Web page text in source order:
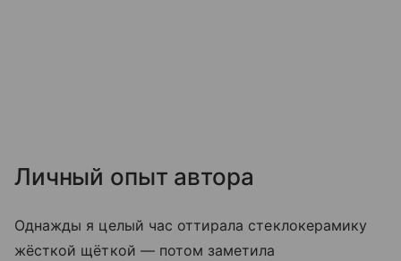
Личный опыт автора
Однажды я целый час оттирала стеклокерамику
жёсткой щёткой — потом заметила